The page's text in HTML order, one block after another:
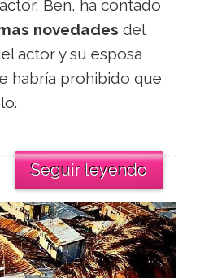
Ben, ha contado
novedades del
actor y su esposa
habría prohibido que
Seguir leyendo